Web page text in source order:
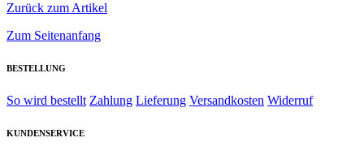
Zurück zum Artikel
Zum Seitenanfang
BESTELLUNG
So wird bestellt Zahlung Lieferung Versandkosten Widerruf
KUNDENSERVICE